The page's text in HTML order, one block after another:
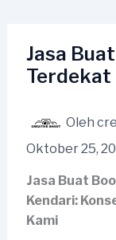
kontenJasa
Terdekat
Oleh
Oktober 25,
Jasa Buat
Kendari:
Kami